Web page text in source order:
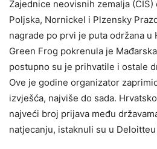
Zajednice neovisnih zemalja
Poljska, Nornickel i Plzensky
nagrade po prvi je puta održana u
Green Frog pokrenula je
postupno su je prihvatile i ostale
Ove je godine organizator
izvješća, najviše do sada.
najveći broj prijava među
natjecanju, istaknuli su u